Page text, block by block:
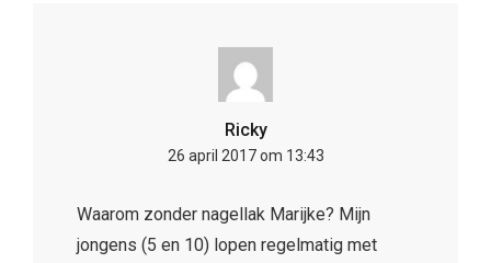
Ricky
26 april 2017 om 13:43
Waarom zonder nagellak Marijke? Mijn
jongens (5 en 10) lopen regelmatig met